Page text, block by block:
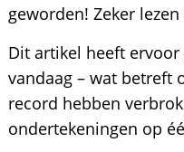
geworden! Zeker lezen
Dit artikel heeft ervoor
vandaag – wat betreft
record hebben
ondertekeningen op